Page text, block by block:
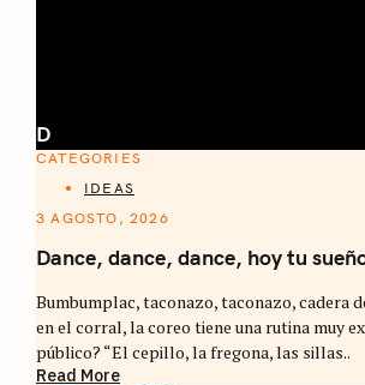
D
CATEGORIES
IDEAS
3 AGOSTO, 2026
Dance, dance, dance, hoy tu
Bumbumplac, taconazo, taconazo, cadera
en el corral, la coreo tiene una rutina muy
público? “El cepillo, la fregona, las sillas..
Read More